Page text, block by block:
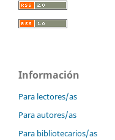
Información
Para lectores/as
Para autores/as
Para bibliotecarios/as